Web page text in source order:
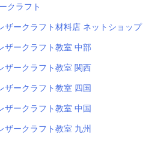
クラフト
ザークラフト材料店 ネットショップ
ザークラフト教室 中部
ザークラフト教室 関西
ザークラフト教室 四国
ザークラフト教室 中国
ザークラフト教室 九州